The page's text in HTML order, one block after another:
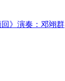
回》演奏：邓翊群